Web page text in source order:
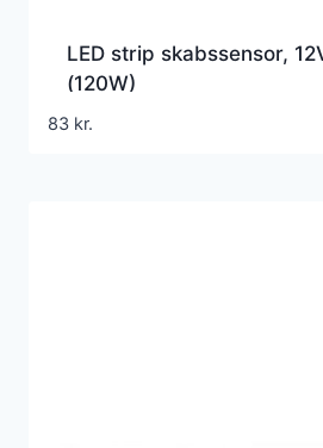
LED strip skabssensor,
(120W)
83 kr.